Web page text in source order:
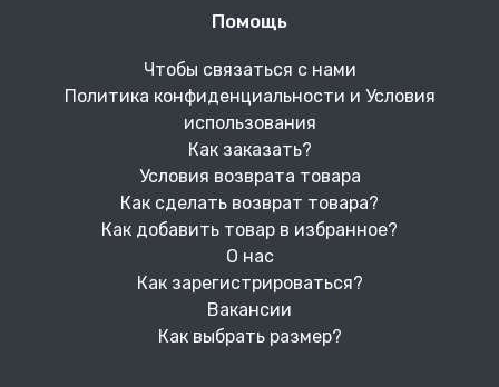
Помощь
Чтобы связаться с нами
Политика конфиденциальности и Условия
использования
Как заказать?
Условия возврата товара
Как сделать возврат товара?
Как добавить товар в избранное?
О нас
Как зарегистрироваться?
Вакансии
Как выбрать размер?